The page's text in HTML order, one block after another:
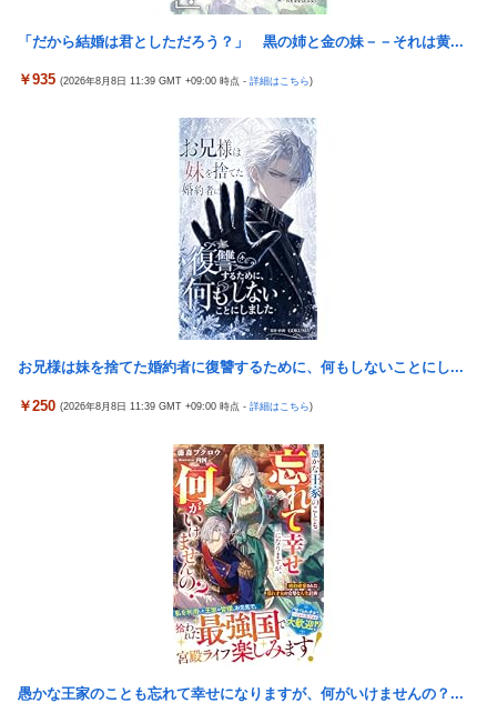
5号機の時って、面白いA+ART機がたくさんあって楽しかったよ
なｗｗｗ
【悲報】「ビッグモーター」とかいう完全に逃げ切ったゴミクズ
【今はやってない】審判への性接待疑惑…大韓サッカー協会が声
明「現在は一切発生していない」
コメ卸大手さん、営業利益83％減 高値で買い込んだ米が売れず
「神聖なる場所です」靖国神社、境内におけるコスプレや軍装の
北朝鮮の弾道ミサイル部隊、ロシアのヴォロネジ州に展開か…北
朝鮮は本質的にウクライナと戦争状態に！
【今はやってない】審判への性接待疑惑…大韓サッカー協会が声
明「現在は一切発生していない」
【悲報】テレ東・田中瞳アナ、ロケ中の「勝手に撮影する人」に
【画像】 YouTubeコメント欄、キレッキレ
ラオウがサウザーに勝てないって信じられないんだが…
【速報】 ひろゆき、離婚ｗｗｗｗｗｗ
メトロイドプライム4 新品が2999円に…
『マリオカートワールド』はどうすればよかったのか…
ヨーロッパが中国製メガソーラーを締め出しｗｗｗ
令和「8」年「8」月「8」日の試合で「88」分に背番号「8」サン
フレッチェ広島MF川村拓夢がゴール
プタマモクロスアクリル定規」意外(?)な落とし穴により配布を撤
回することに…
白星スタート！自陣からのカウンターが決まり山本桜大が決勝ゴ
『ソニーが嫌い』←まあわかる『ソニー信者が嫌い』←まあわか
る『任天堂信者が嫌い』←まあわかる
「だから結婚は君としただろう？」 黒の姉と金の妹－－それは黄...
￥935 (2026年8月8日 11:39 GMT +09:00 時点 - 詳細はこちら)
お兄様は妹を捨てた婚約者に復讐するために、何もしないことにし...
￥250 (2026年8月8日 11:39 GMT +09:00 時点 - 詳細はこちら)
愚かな王家のことも忘れて幸せになりますが、何がいけませんの？...